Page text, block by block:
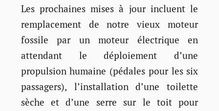
Les prochaines mises à jour incluent le
remplacement de notre vieux moteur
fossile par un moteur électrique en
attendant le déploiement d’une
propulsion humaine (pédales pour les six
passagers), l’installation d’une toilette
sèche et d’une serre sur le toit pour